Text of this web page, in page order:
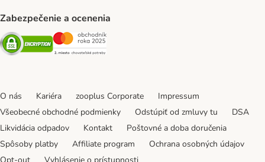
Zabezpečenie a ocenenia
Security Security
O nás Kariéra zooplus Corporate
Impressum
Všeobecné obchodné podmienky
Odstúpiť od zmluvy tu
DSA
Likvidácia odpadov
Kontakt
Poštovné a doba doručenia
Spôsoby platby
Affiliate program
Ochrana osobných údajov